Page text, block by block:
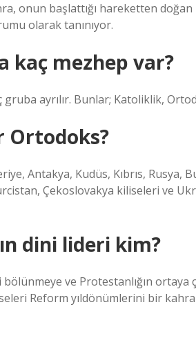
onun başlattığı hareketten
olarak tanınıyor.
kaç mezhep var?
gruba ayrılır. Bunlar; Katoliklik,
Ortodoks?
Antakya, Kudüs, Kıbrıs, Rusya,
Çekoslovakya kiliseleri ve
dini lideri kim?
ve Protestanlığın ortaya
Reform yıldönümlerini bir